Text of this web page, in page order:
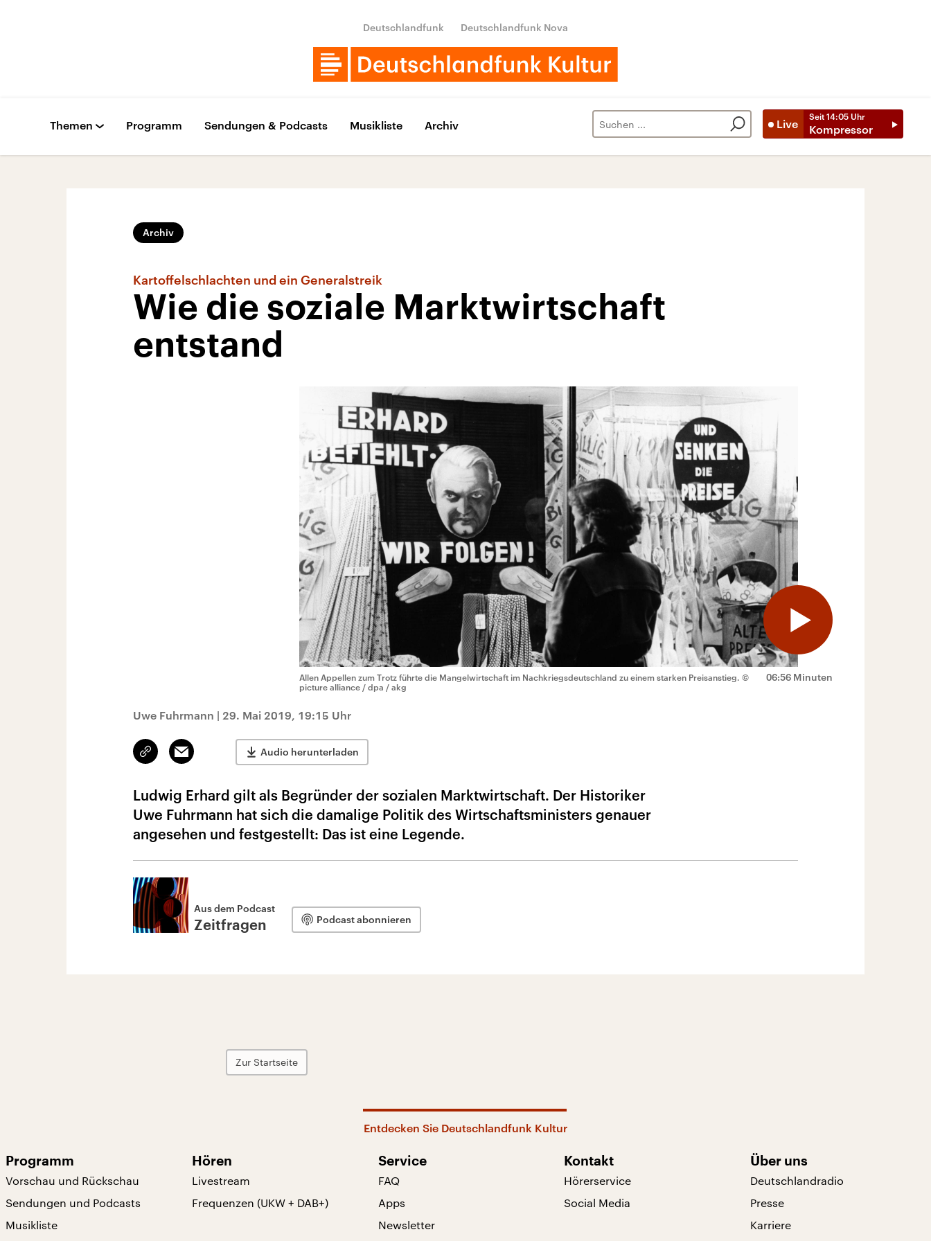
Deutschlandfunk Deutschlandfunk Nova
Live
Seit 14:05 Uhr
Kompressor
Themen Programm Sendungen & Podcasts Musikliste Archiv
Archiv
Kartoffelschlachten und ein Generalstreik
Wie die soziale Marktwirtschaft
entstand
06:56 Minuten
Allen Appellen zum Trotz führte die Mangelwirtschaft im Nachkriegsdeutschland zu einem starken Preisanstieg. ©
picture alliance / dpa / akg
Uwe Fuhrmann | 29. Mai 2019, 19:15 Uhr
Link
kopieren/teilen
Email Audio herunterladen
Ludwig Erhard gilt als Begründer der sozialen Marktwirtschaft. Der Historiker
Uwe Fuhrmann hat sich die damalige Politik des Wirtschaftsministers genauer
angesehen und festgestellt: Das ist eine Legende.
Aus dem Podcast
Zeitfragen Podcast abonnieren
Zur Startseite
Entdecken Sie Deutschlandfunk Kultur
Programm
Vorschau und Rückschau
Sendungen und Podcasts
Musikliste
Hören
Livestream
Frequenzen (UKW + DAB+)
Service
FAQ
Apps
Newsletter
Kontakt
Hörerservice
Social Media
Über uns
Deutschlandradio
Presse
Karriere